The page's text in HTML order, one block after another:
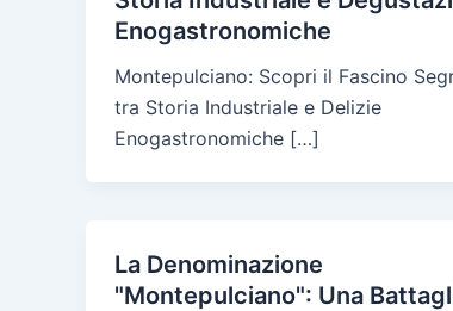
Enogastronomiche
Montepulciano: Scopri il Fascino
tra Storia Industriale e Delizie
Enogastronomiche […]
La Denominazione
"Montepulciano": Una